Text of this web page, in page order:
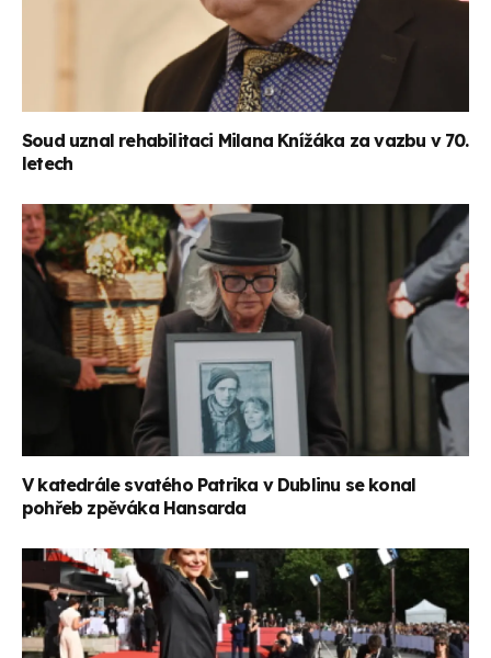
Soud uznal rehabilitaci Milana Knížáka za vazbu v 70.
letech
V katedrále svatého Patrika v Dublinu se konal
pohřeb zpěváka Hansarda